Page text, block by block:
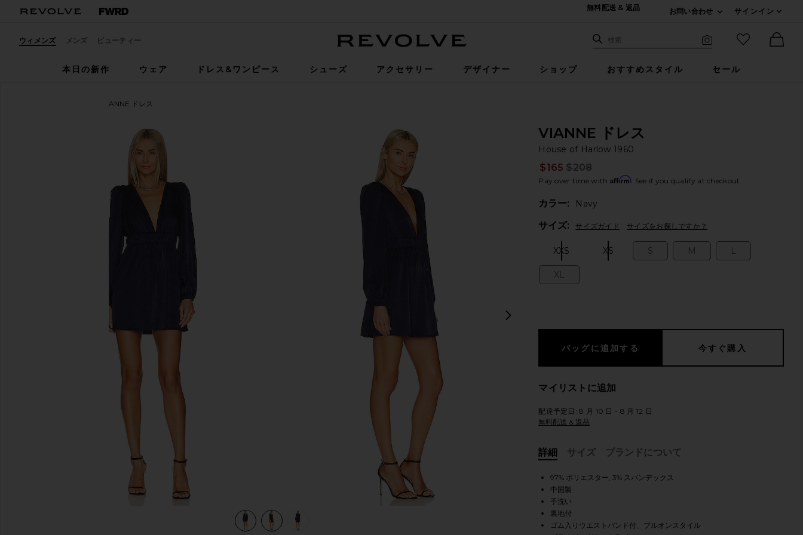
無料配送 & 返品
お問い合わせ
サインイン
ウィメンズ メンズ ビューティー サイト検索
検索
お気に入り
本日の新作
ウェア ドレス&ワンピース シューズ アクセサリー デザイナー ショップ おすすめスタイル セール
VIANNE ドレス
お気に入りHouse of Harlow 1960 x REVOLVE Vianne Mini Dress in Navy
view 1 of 3 VIANNE ドレス in Navy view 2 of 3 VIANNE ドレス in Navy
VIANNE ドレス
House of Harlow 1960
$165 $208
Pay over time with Affirm. See if you qualify at checkout.
カラー:
Navy
サイズ: サイズガイド サイズをお探しですか？
XXS XS S M L
XL
マイリストに追加
配達予定日: 8 月 10 日 - 8 月 12 日
無料配送 & 返品
詳細
サイズ ブランドについて
97% ポリエスター, 3% スパンデックス
中国製
手洗い
裏地付
ゴム入りウエストバンド付、プルオンスタイル